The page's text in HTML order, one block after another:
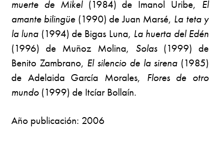
muerte de Mikel(1984) de Imanol Uribe, El
amante bilingüe (1990) de Juan Marsé, La teta y
la luna (1994) de Bigas Luna, La huerta del Edén
(1996) de Muñoz Molina, Solas (1999) de
Benito Zambrano, El silencio de la sirena (1985)
de Adelaida García Morales, Flores de otro
mundo (1999) de Itcíar Bollaín.
Año publicación: 2006